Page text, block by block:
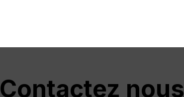
Contactez nous